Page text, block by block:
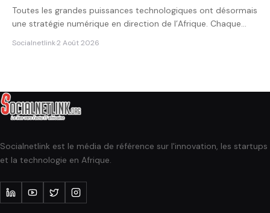
Toutes les grandes puissances technologiques ont désormais
une stratégie numérique en direction de l’Afrique. Chaque
Socialnetlink·2 Août 2026
Socialnetlink est le média de référence sur l'innovation, les startups
et la technologie en Afrique.